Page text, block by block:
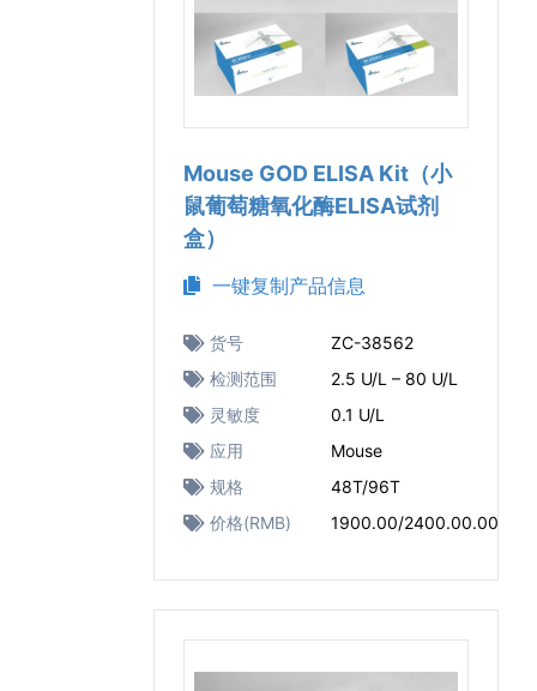
Mouse GOD ELISA Kit（小
鼠葡萄糖氧化酶ELISA试剂
盒）
一键复制产品信息
货号
ZC-38562
检测范围
2.5 U/L – 80 U/L
灵敏度
0.1 U/L
应用
Mouse
规格
48T/96T
价格(RMB)
1900.00/2400.00.00